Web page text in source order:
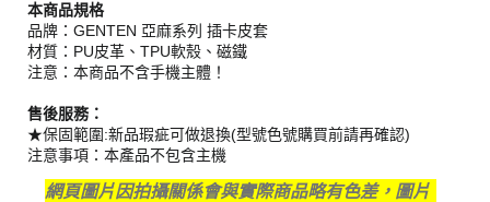
本商品規格
品牌：GENTEN 亞麻系列 插卡皮套
材質：PU皮革、TPU軟殼、磁鐵
注意：本商品不含手機主體！
售後服務：
★保固範圍:新品瑕疵可做退換(型號色號購買前請再確認)
注意事項：本產品不包含主機
網頁圖片因拍攝關係會與實際商品略有色差，圖片